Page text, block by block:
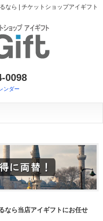
なら | チケットショップアイギフト
0098
ンダー
なら当店アイギフトにお任せ